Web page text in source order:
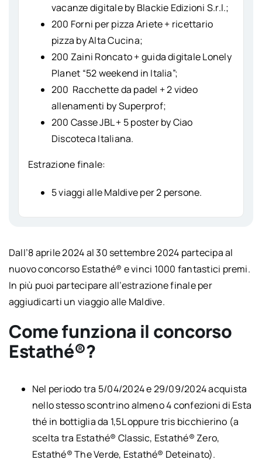
vacanze digitale by Blackie Edizioni S.r.l.;
200 Forni per pizza Ariete + ricettario
pizza by Alta Cucina;
200 Zaini Roncato + guida digitale Lonely
Planet “52 weekend in Italia”;
200 Racchette da padel + 2 video
allenamenti by Superprof;
200 Casse JBL + 5 poster by Ciao
Discoteca Italiana.
Estrazione finale:
5 viaggi alle Maldive per 2 persone.
Dall’8 aprile 2024 al 30 settembre 2024 partecipa al
nuovo concorso Estathé® e vinci 1000 fantastici premi.
In più puoi partecipare all’estrazione finale per
aggiudicarti un viaggio alle Maldive.
Come funziona il concorso
Estathé®?
Nel periodo tra 5/04/2024 e 29/09/2024 acquista
nello stesso scontrino almeno 4 confezioni di Esta
thé in bottiglia da 1,5L oppure tris bicchierino (a
scelta tra Estathé® Classic, Estathé® Zero,
Estathé® The Verde, Estathé® Deteinato).